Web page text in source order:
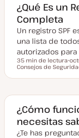
¿Qué Es un
Completa
Un registro SPF
una lista de
autorizados
Tiempo de lectura
35 min de lectura
F
c
a
c
t
u
a
l
Consejos de
¿Cómo
necesitas
¿Te has